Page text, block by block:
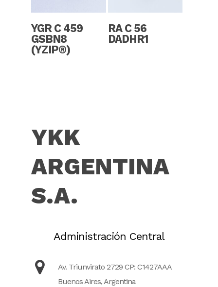
Read More
YGR C 459
GSBN8
(YZIP®)
Read More
RA C 56
DADHR1
YKK
ARGENTINA
S.A.
Administración Central
Av. Triunvirato 2729 CP: C1427AAA
Buenos Aires, Argentina